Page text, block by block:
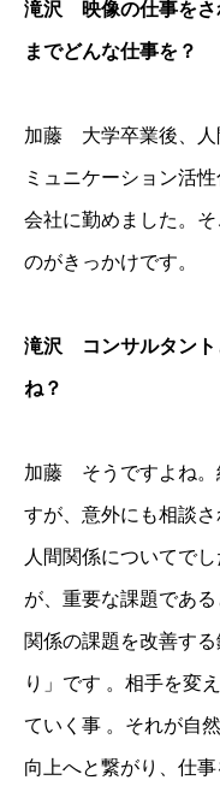
滝沢 映像の仕事をさ
までどんな仕事を？
加藤 大学卒業後、人
ミュニケーション活
会社に勤めました。
のがきっかけです。
滝沢 コンサルタント
ね？
加藤 そうですよね。
すが、意外にも相談
人間関係についてで
が、重要な課題であ
関係の課題を改善す
り」です 。相手を変
ていく事 。それが自
向上へと繋がり、仕